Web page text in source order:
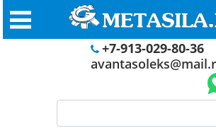
+7-913-029-80-36